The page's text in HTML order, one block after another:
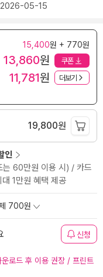
05-15
15,400원 + 770원
13,860원 쿠폰
11,781원 더보기
19,800원
인
는 60만원 이용 시) / 카드
1만원 혜택 제공
700원
신청
로드 후 이용 권장 / 프린트